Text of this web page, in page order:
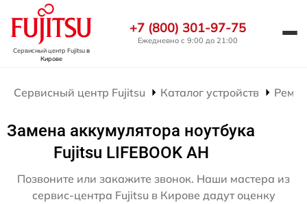
Сервисный центр Fujitsuв
Кирове
+7 (800) 301-97-75
Ежедневно с 9:00 до 21:00
Сервисный центр Fujitsu Каталог устройств
Замена аккумулятора ноутбука
Fujitsu LIFEBOOK AH
Позвоните или закажите звонок. Наши мастера из
сервис-центра Fujitsu в Кирове дадут оценку